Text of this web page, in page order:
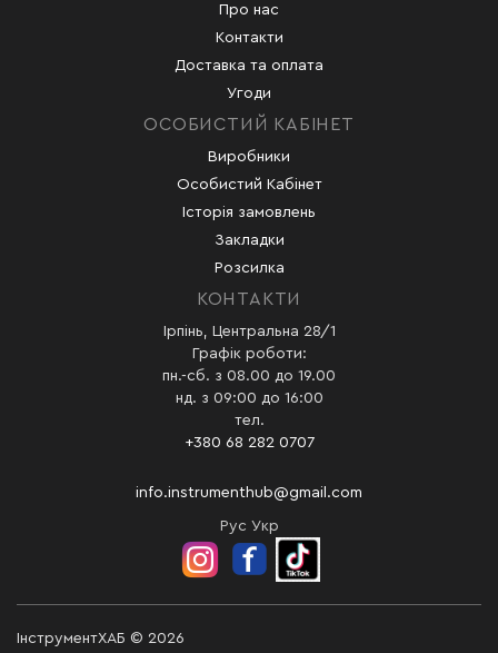
Про нас
Контакти
Доставка та оплата
Угоди
ОСОБИСТИЙ КАБІНЕТ
Виробники
Особистий Кабінет
Історія замовлень
Закладки
Розсилка
КОНТАКТИ
Ірпінь, Центральна 28/1
Графік роботи:
пн.-сб. з 08.00 до 19.00
нд. з 09:00 до 16:00
тел.
+380 68 282 0707
info.instrumenthub@gmail.com
Рус Укр
ІнструментХАБ © 2026